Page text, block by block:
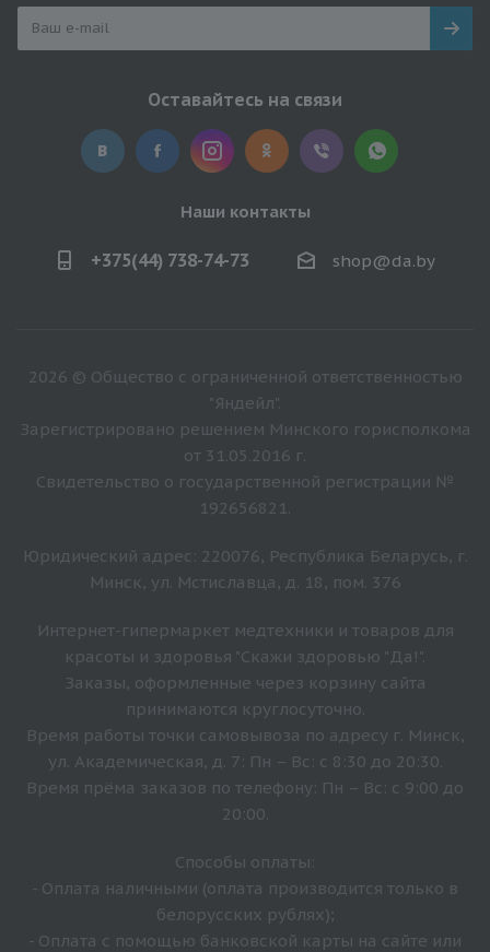
Оставайтесь на связи
Наши контакты
+375(44) 738-74-73 shop@da.by
2026 © Общество с ограниченной ответственностью
"Яндейл".
Зарегистрировано решением Минского горисполкома
от 31.05.2016 г.
Свидетельство о государственной регистрации №
192656821.
Юридический адрес: 220076, Республика Беларусь, г.
Минск, ул. Мстиславца, д. 18, пом. 376
Интернет-гипермаркет медтехники и товаров для
красоты и здоровья "Скажи здоровью "Да!".
Заказы, оформленные через корзину сайта
принимаются круглосуточно.
Время работы точки самовывоза по адресу г. Минск,
ул. Академическая, д. 7: Пн – Вс: с 8:30 до 20:30.
Время прёма заказов по телефону: Пн – Вс: с 9:00 до
20:00.
Способы оплаты:
- Оплата наличными (оплата производится только в
белорусских рублях);
- Оплата с помощью банковской карты на сайте или